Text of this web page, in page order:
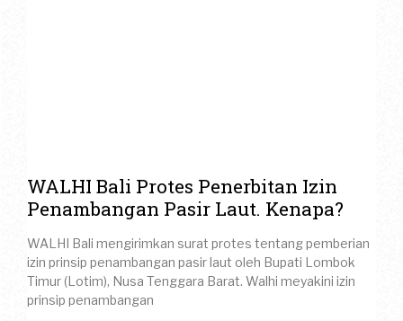
WALHI Bali Protes Penerbitan Izin
Penambangan Pasir Laut. Kenapa?
WALHI Bali mengirimkan surat protes tentang pemberian
izin prinsip penambangan pasir laut oleh Bupati Lombok
Timur (Lotim), Nusa Tenggara Barat. Walhi meyakini izin
prinsip penambangan